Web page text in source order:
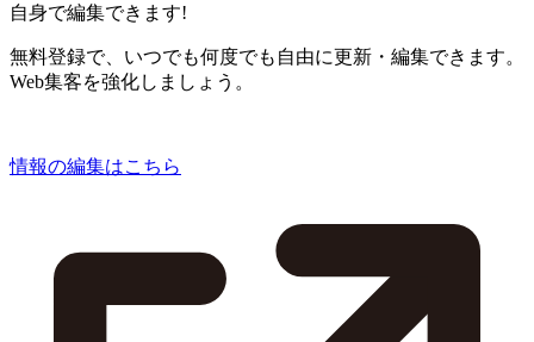
自身で編集できます!
無料登録で、いつでも何度でも自由に更新・編集できます。
Web集客を強化しましょう。
情報の編集はこちら